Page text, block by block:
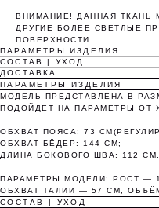
ВНИМАНИЕ! ДАННАЯ ТКАНЬ
ДРУГИЕ БОЛЕЕ СВЕТЛЫЕ
ПОВЕРХНОСТИ.
ПАРАМЕТРЫ ИЗДЕЛИЯ
СОСТАВ | УХОД
ДОСТАВКА
ПАРАМЕТРЫ ИЗДЕЛИЯ
МОДЕЛЬ ПРЕДСТАВЛЕНА В
ПОДОЙДЁТ НА ПАРАМЕТРЫ ОТ
ОБХВАТ ПОЯСА: 73
ОБХВАТ БЁДЕР: 144 СМ;
ДЛИНА БОКОВОГО ШВА: 112 СМ.
ПАРАМЕТРЫ МОДЕЛИ: РОСТ —
ОБХВАТ ТАЛИИ — 57 СМ,
СОСТАВ | УХОД
Оплатите сегодня
картой любого
платежами
Оплата
сегодня
Через 2
недели